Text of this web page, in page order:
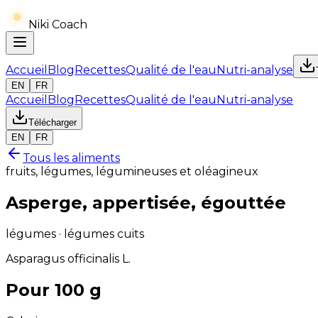
Niki Coach
Accueil BlogRecettesQualité de l'eauNutri-analyse
EN
FR
Accueil BlogRecettesQualité de l'eauNutri-analyse
Télécharger
EN
FR
Tous les aliments
fruits, légumes, légumineuses et oléagineux
Asperge, appertisée, égouttée
légumes · légumes cuits
Asparagus officinalis L.
Pour 100 g